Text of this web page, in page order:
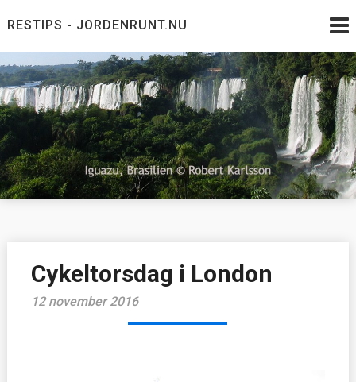
toRESTIPS - JORDENRUNT.NU
Jordenrunt.nu
Tusen Restips från hela världen
Cykeltorsdag i London
12 november 2016